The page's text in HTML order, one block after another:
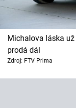
Michalova láska
prodá dál
Zdroj: FTV Prima